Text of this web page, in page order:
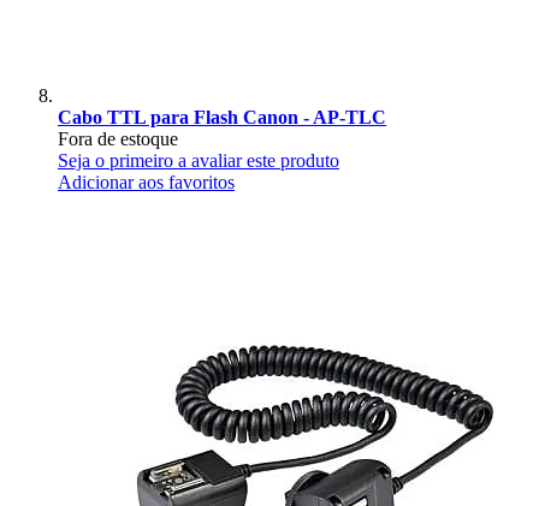
Cabo TTL para Flash Canon - AP-TLC
Fora de estoque
Seja o primeiro a avaliar este produto
Adicionar aos favoritos